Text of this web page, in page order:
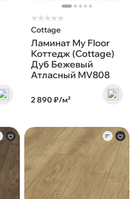
★★★★★
Cottage
Ламинат My Floor
Коттедж (Cottage)
Дуб Бежевый
Атласный MV808
2 890 ₽/м²